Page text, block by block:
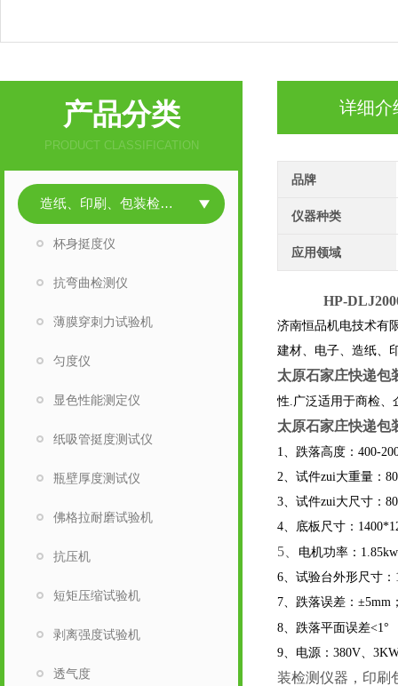
详细介
品牌
仪器种类
应用领域
HP-
济南恒品机电技术有
建材、电子、造纸、
太原石家庄快递包
性.广泛适用于商检、
太原石家庄快递包
1、跌落高度：
2、试件zui大重量：
3、试件zui大尺寸：
4、底板尺寸：
5、 电机功率：
6、试验台外形尺寸：
7、跌落误差：±5mm
8、跌落平面误差<1°
9、电源： 380V、
装检测仪器，印刷
产品分类
PRODUCT CLASSIFICATION
造纸、印刷、包装检测仪器
杯身挺度仪
抗弯曲检测仪
薄膜穿刺力试验机
匀度仪
显色性能测定仪
纸吸管挺度测试仪
瓶壁厚度测试仪
佛格拉耐磨试验机
抗压机
短矩压缩试验机
剥离强度试验机
透气度